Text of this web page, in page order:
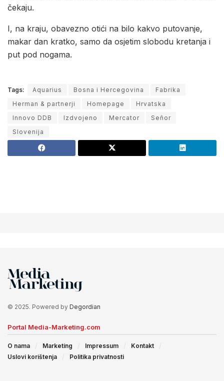
čekaju.
I, na kraju, obavezno otići na bilo kakvo putovanje,
makar dan kratko, samo da osjetim slobodu kretanja i
put pod nogama.
Tags: Aquarius Bosna i Hercegovina
Fabrika
Herman & partnerji
Homepage
Hrvatska
Innovo DDB
Izdvojeno Mercator
Señor
Slovenija
© 2025. Powered by Degordian
Portal Media-Marketing.com
O nama Marketing Impressum
Kontakt
Uslovi korištenja
Politika privatnosti